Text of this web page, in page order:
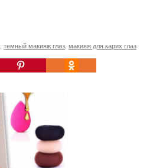
темный макияж глаз макияж для карих глаз